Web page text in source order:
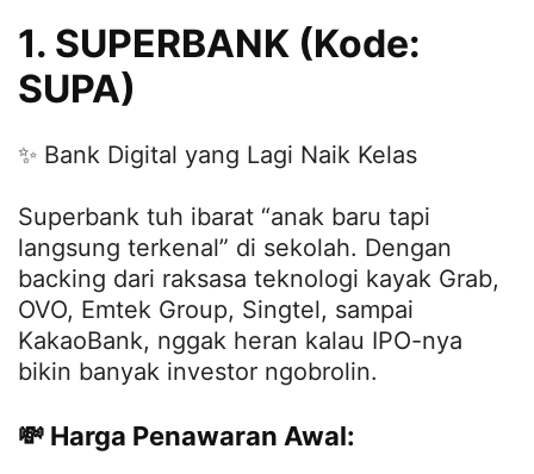
1. SUPERBANK (Kode:
SUPA)
✨ Bank Digital yang Lagi Naik Kelas
Superbank tuh ibarat “anak baru tapi
langsung terkenal” di sekolah. Dengan
backing dari raksasa teknologi kayak Grab,
OVO, Emtek Group, Singtel, sampai
KakaoBank, nggak heran kalau IPO-nya
bikin banyak investor ngobrolin.
💸 Harga Penawaran Awal: